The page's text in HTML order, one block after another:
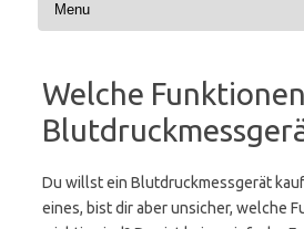
Welche
Du willst ein Blutdruckmessgerät
eines, bist dir aber unsicher, welche